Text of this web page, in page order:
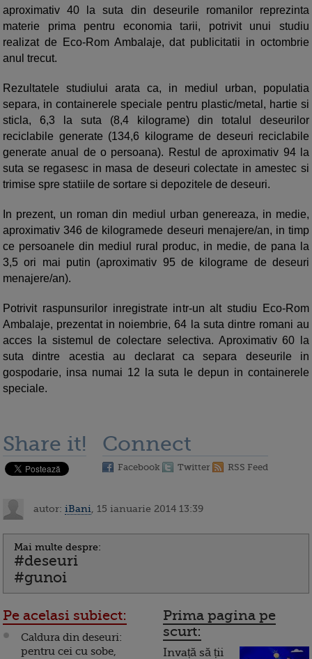
aproximativ 40 la suta din deseurile romanilor reprezinta
materie prima pentru economia tarii, potrivit unui studiu
realizat de Eco-Rom Ambalaje, dat publicitatii in octombrie
anul trecut.
Rezultatele studiului arata ca, in mediul urban, populatia
separa, in containerele speciale pentru plastic/metal, hartie si
sticla, 6,3 la suta (8,4 kilograme) din totalul deseurilor
reciclabile generate (134,6 kilograme de deseuri reciclabile
generate anual de o persoana). Restul de aproximativ 94 la
suta se regasesc in masa de deseuri colectate in amestec si
trimise spre statiile de sortare si depozitele de deseuri.
In prezent, un roman din mediul urban genereaza, in medie,
aproximativ 346 de kilogramede deseuri menajere/an, in timp
ce persoanele din mediul rural produc, in medie, de pana la
3,5 ori mai putin (aproximativ 95 de kilograme de deseuri
menajere/an).
Potrivit raspunsurilor inregistrate intr-un alt studiu Eco-Rom
Ambalaje, prezentat in noiembrie, 64 la suta dintre romani au
acces la sistemul de colectare selectiva. Aproximativ 60 la
suta dintre acestia au declarat ca separa deseurile in
gospodarie, insa numai 12 la suta le depun in containerele
speciale.
Share it! Connect
Facebook Twitter RSS Feed
autor: iBani , 15 ianuarie 2014 13:39
Mai multe despre:
#deseuri
#gunoi
Pe acelasi subiect:
Caldura din deseuri:
pentru cei cu sobe,
Prima pagina pe
scurt:
Invață să ții